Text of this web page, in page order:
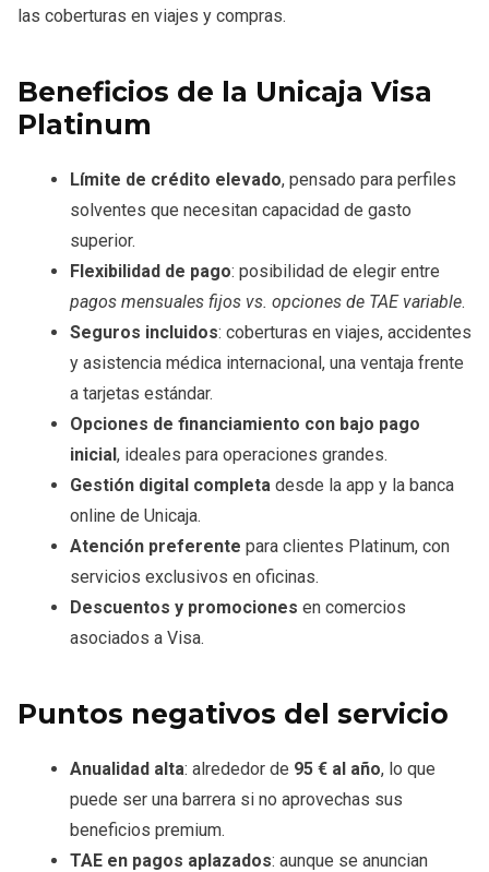
las coberturas en viajes y compras.
Beneficios de la Unicaja Visa
Platinum
Límite de crédito elevado, pensado para perfiles
solventes que necesitan capacidad de gasto
superior.
Flexibilidad de pago: posibilidad de elegir entre
pagos mensuales fijos vs. opciones de TAE variable.
Seguros incluidos: coberturas en viajes, accidentes
y asistencia médica internacional, una ventaja frente
a tarjetas estándar.
Opciones de financiamiento con bajo pago
inicial, ideales para operaciones grandes.
Gestión digital completa desde la app y la banca
online de Unicaja.
Atención preferente para clientes Platinum, con
servicios exclusivos en oficinas.
Descuentos y promociones en comercios
asociados a Visa.
Puntos negativos del servicio
Anualidad alta: alrededor de 95 € al año, lo que
puede ser una barrera si no aprovechas sus
beneficios premium.
TAE en pagos aplazados: aunque se anuncian